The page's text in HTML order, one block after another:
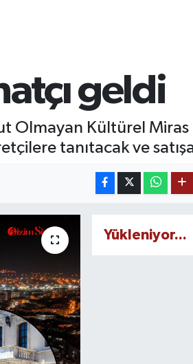
geldi
Kültürel Miras
tanıtacak ve
Yükleniyor...